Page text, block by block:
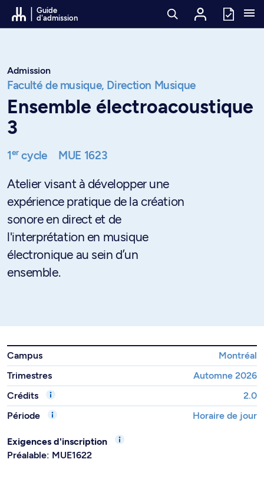
Passer au contenu
Guide
d'admission
Admission
Faculté de musique, Direction Musique
Ensemble électroacoustique
3
1ercycle MUE 1623
Atelier visant à développer une
expérience pratique de la création
sonore en direct et de
l'interprétation en musique
électronique au sein d’un
ensemble.
Campus
Montréal
Trimestres
Automne 2026
Crédits
2.0
Période
Horaire de jour
Exigences d'inscription
Préalable: MUE1622